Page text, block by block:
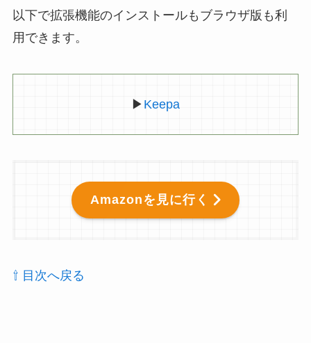
以下で拡張機能のインストールもブラウザ版も利
用できます。
▶ Keepa
Amazonを見に行く
⇧ 目次へ戻る